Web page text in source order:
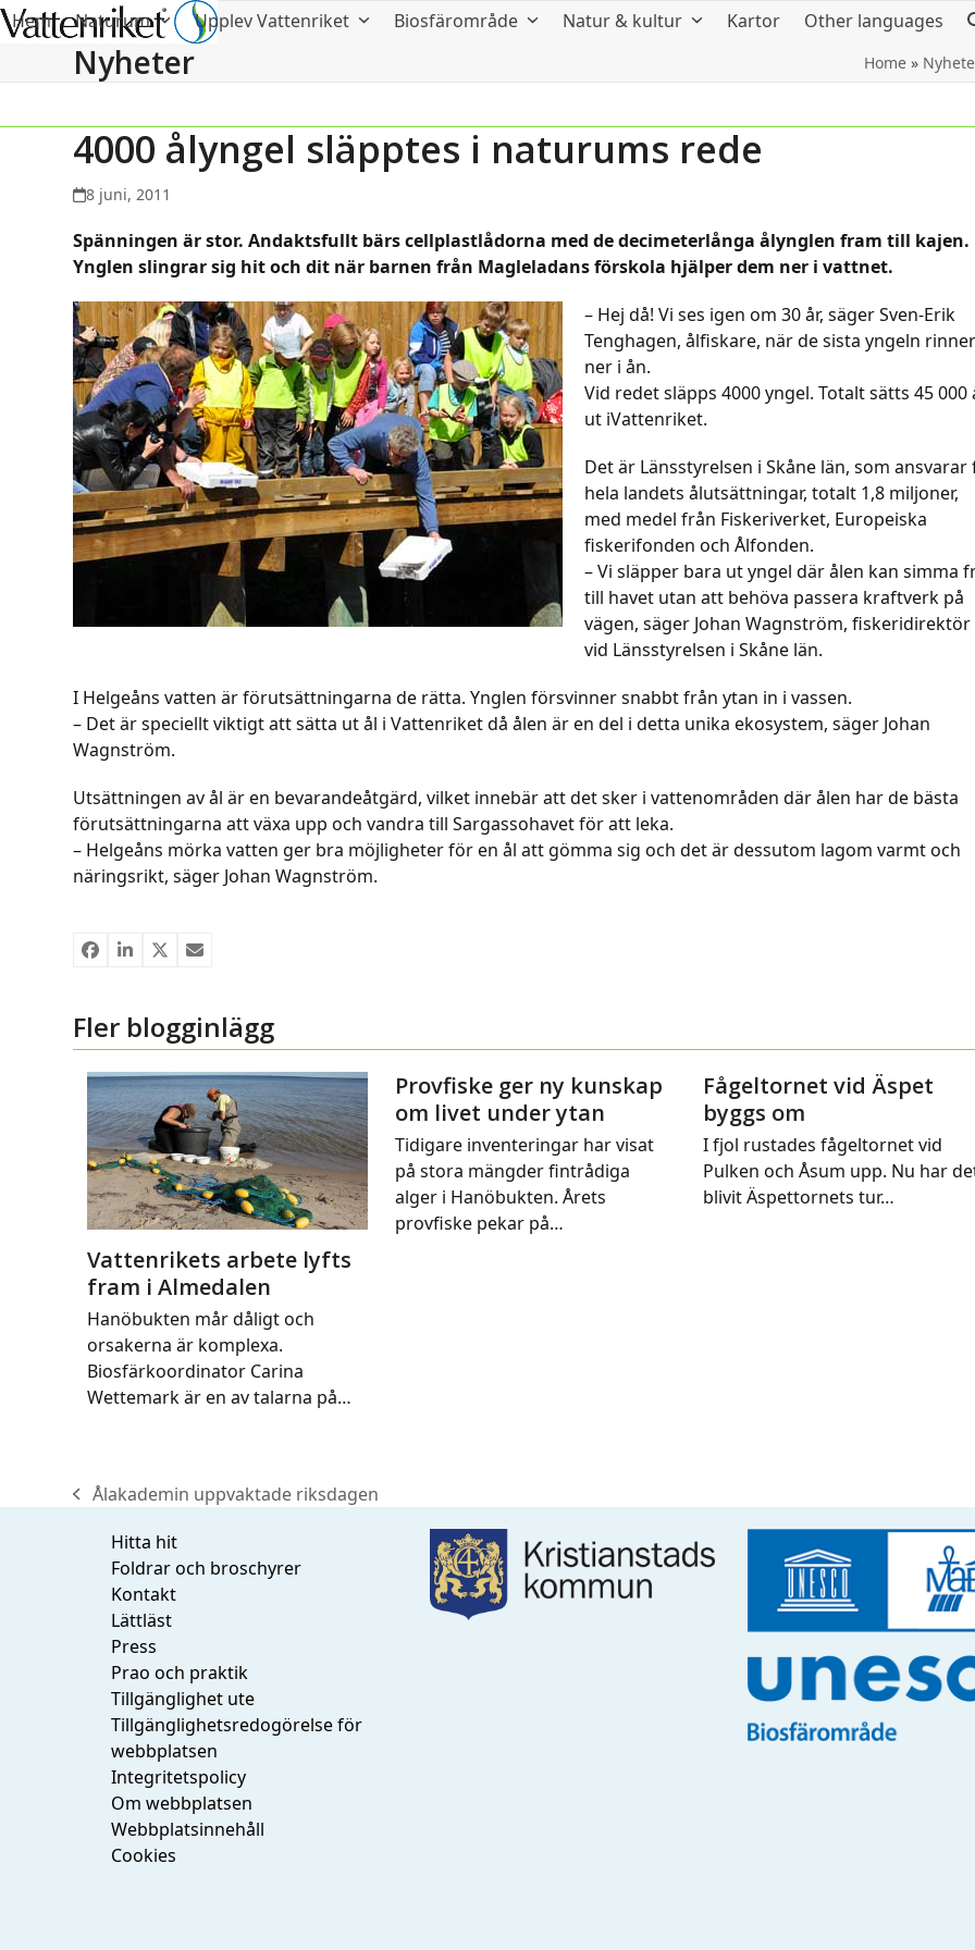
Hem Naturum Upplev Vattenriket Biosfärområde Natur & kultur Kartor Other languages
Nyheter Home»
4000 ålyngel släpptes i naturums rede
8 juni, 2011
Spänningen är stor. Andaktsfullt bärs cellplastlådorna med de decimeterlånga ålynglen fram till kajen.
Ynglen slingrar sig hit och dit när barnen från Magleladans förskola hjälper dem ner i vattnet.
– Hej då! Vi ses igen om 30 år, säger Sven-Erik
Tenghagen, ålfiskare, när de sista yngeln
ner i ån.
Vid redet släpps 4000 yngel. Totalt sätts 45 000
ut iVattenriket.
Det är Länsstyrelsen i Skåne län, som ansvarar
hela landets ålutsättningar, totalt 1,8 miljoner,
med medel från Fiskeriverket, Europeiska
fiskerifonden och Ålfonden.
– Vi släpper bara ut yngel där ålen kan simma
till havet utan att behöva passera kraftverk på
vägen, säger Johan Wagnström, fiskeridirektör
vid Länsstyrelsen i Skåne län.
I Helgeåns vatten är förutsättningarna de rätta. Ynglen försvinner snabbt från ytan in i vassen.
– Det är speciellt viktigt att sätta ut ål i Vattenriket då ålen är en del i detta unika ekosystem, säger Johan
Wagnström.
Utsättningen av ål är en bevarandeåtgärd, vilket innebär att det sker i vattenområden där ålen har de bästa
förutsättningarna att växa upp och vandra till Sargassohavet för att leka.
– Helgeåns mörka vatten ger bra möjligheter för en ål att gömma sig och det är dessutom lagom varmt och
näringsrikt, säger Johan Wagnström.
Fler blogginlägg
Vattenrikets arbete lyfts
fram i Almedalen
Hanöbukten mår dåligt och
orsakerna är komplexa.
Biosfärkoordinator Carina
Wettemark är en av talarna på…
Provfiske ger ny kunskap
om livet under ytan
Tidigare inventeringar har visat
på stora mängder fintrådiga
alger i Hanöbukten. Årets
provfiske pekar på…
Fågeltornet vid Äspet
byggs om
I fjol rustades fågeltornet vid
Pulken och Åsum upp. Nu har
blivit Äspettornets tur…
previous
post:
Ålakademin uppvaktade riksdagen
Hitta hit
Foldrar och broschyrer
Kontakt
Lättläst
Press
Prao och praktik
Tillgänglighet ute
Tillgänglighetsredogörelse för
webbplatsen
Integritetspolicy
Om webbplatsen
Webbplatsinnehåll
Cookies